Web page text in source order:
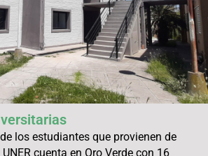
los estudiantes que provienen de
cuenta en Oro Verde con 16